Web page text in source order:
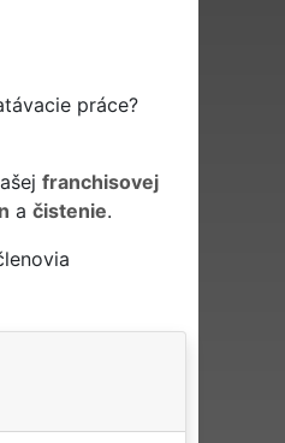
práce?
franchisovej
a čistenie.